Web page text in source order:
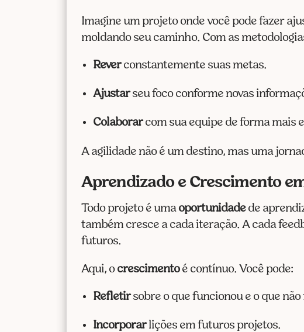
Imagine um projeto onde você pode fazer
moldando seu caminho. Com as
Reverconstantemente suas metas.
Ajustarseu foco conforme novas
Colaborarcom sua equipe de forma mais
A agilidade não é um destino, mas uma
Aprendizado e Crescimento
Todo projeto é uma oportunidadede
também cresce a cada iteração. A cada
futuros.
Aqui, o crescimentoé contínuo. Você pode:
Refletirsobre o que funcionou e o que
Incorporarlições em futuros projetos.